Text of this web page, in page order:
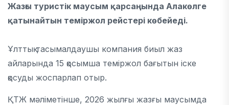
Жазғы туристік маусым қарсаңында Алакөлге
қатынайтын теміржол рейстері көбейеді.
Ұлттық тасымалдаушы компания биыл жаз
айларында 15 қосымша теміржол бағытын іске
қосуды жоспарлап отыр.
ҚТЖ мәліметінше, 2026 жылғы жазғы маусымда